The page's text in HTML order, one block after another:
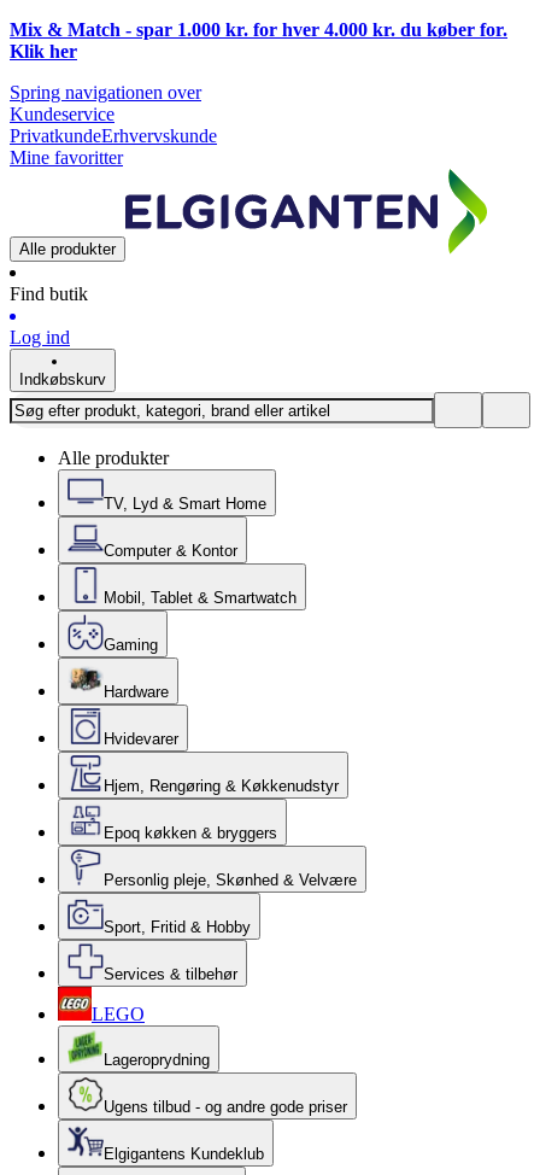
Mix & Match - spar 1.000 kr. for hver 4.000 kr. du køber for.
Klik her
Spring navigationen over
Kundeservice
PrivatkundeErhvervskunde
Mine favoritter
Alle produkter
Find butik
Log ind
Indkøbskurv
Alle produkter
TV, Lyd & Smart Home
Computer & Kontor
Mobil, Tablet & Smartwatch
Gaming
Hardware
Hvidevarer
Hjem, Rengøring & Køkkenudstyr
Epoq køkken & bryggers
Personlig pleje, Skønhed & Velvære
Sport, Fritid & Hobby
Services & tilbehør
LEGO
Lageroprydning
Ugens tilbud - og andre gode priser
Elgigantens Kundeklub